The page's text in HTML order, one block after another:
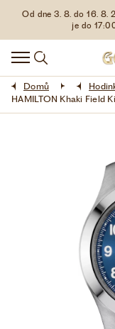
Od dne 3. 8. do 16. 8.
je do
HODINKY
DOPLŇKY
ŠPERKY
LIMITOVANÉ
VŠE O NÁKUPU
Domů
HAMILTON Khaki Field